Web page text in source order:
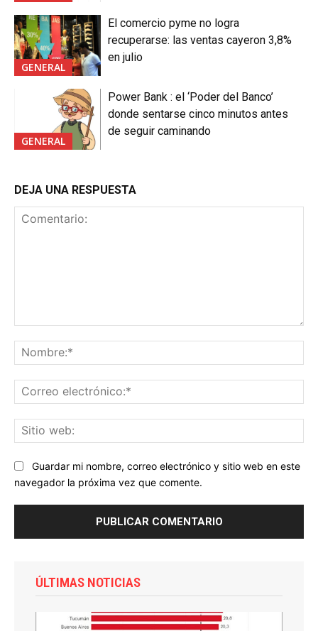
GENERAL
El comercio pyme no logra
recuperarse: las ventas cayeron 3,8%
en julio
GENERAL
Power Bank : el ‘Poder del Banco’
donde sentarse cinco minutos antes
de seguir caminando
DEJA UNA RESPUESTA
Guardar mi nombre, correo electrónico y sitio web en este
navegador la próxima vez que comente.
ÚLTIMAS NOTICIAS